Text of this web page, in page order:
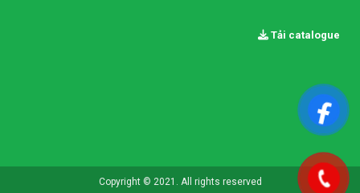
Tải catalogue
Copyright © 2021. All rights reserved